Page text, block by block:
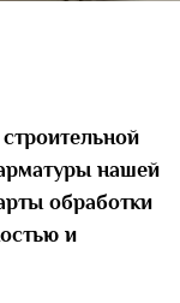
нашей
обработки
и